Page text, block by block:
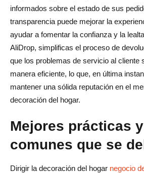
informados sobre el estado de sus
transparencia puede mejorar la
ayudar a fomentar la confianza y la
AliDrop, simplificas el proceso de
que los problemas de servicio al cliente
manera eficiente, lo que, en última
mantener una sólida reputación en el
decoración del hogar.
Mejores prácticas
comunes que se
Dirigir la decoración del hogar negocio